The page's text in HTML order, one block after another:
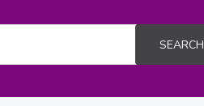
SEARCH